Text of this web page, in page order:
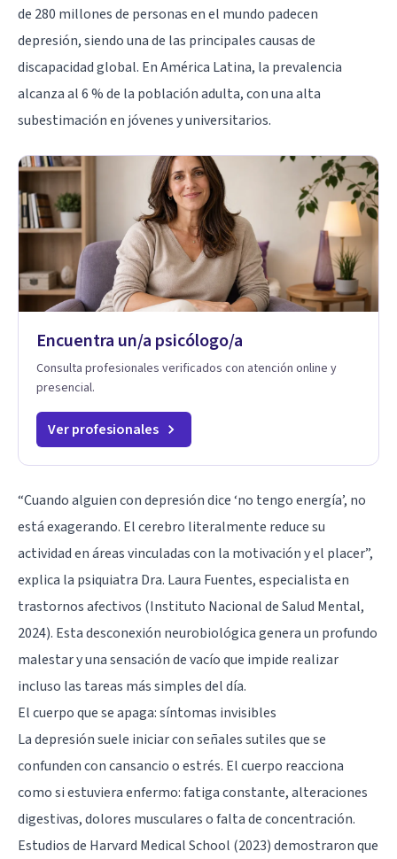
de 280 millones de personas en el mundo padecen
depresión, siendo una de las principales causas de
discapacidad global. En América Latina, la prevalencia
alcanza al 6 % de la población adulta, con una alta
subestimación en jóvenes y universitarios.
Encuentra un/a psicólogo/a
Consulta profesionales verificados con atención online y
presencial.
Ver profesionales
“Cuando alguien con depresión dice ‘no tengo energía’, no
está exagerando. El cerebro literalmente reduce su
actividad en áreas vinculadas con la motivación y el placer”,
explica la psiquiatra Dra. Laura Fuentes, especialista en
trastornos afectivos (Instituto Nacional de Salud Mental,
2024). Esta desconexión neurobiológica genera un profundo
malestar y una sensación de vacío que impide realizar
incluso las tareas más simples del día.
El cuerpo que se apaga: síntomas invisibles
La depresión suele iniciar con señales sutiles que se
confunden con cansancio o estrés. El cuerpo reacciona
como si estuviera enfermo: fatiga constante, alteraciones
digestivas, dolores musculares o falta de concentración.
Estudios de Harvard Medical School (2023) demostraron que